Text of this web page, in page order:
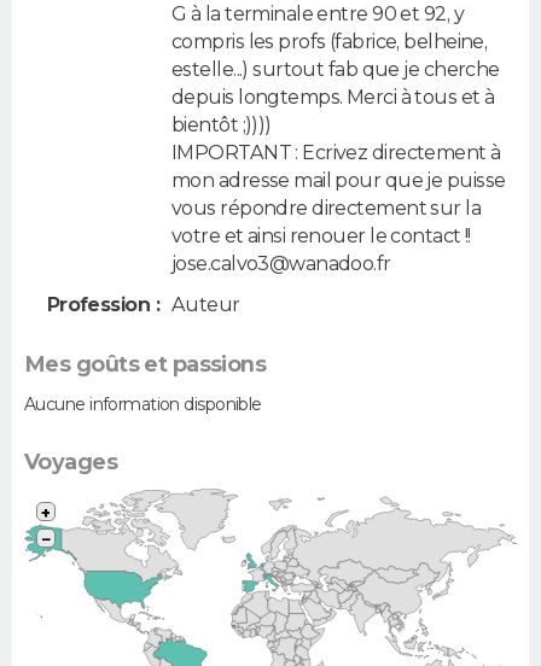
G à la terminale entre 90 et 92, y
compris les profs (fabrice, belheine,
estelle...) surtout fab que je cherche
depuis longtemps. Merci à tous et à
bientôt ;))))
IMPORTANT : Ecrivez directement à
mon adresse mail pour que je puisse
vous répondre directement sur la
votre et ainsi renouer le contact !!
jose.calvo3@wanadoo.fr
Profession : Auteur
Mes goûts et passions
Aucune information disponible
Voyages
+
−